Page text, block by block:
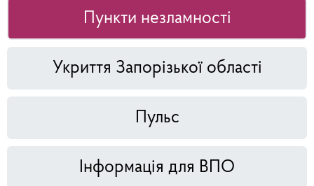
Пункти незламності
Укриття Запорізької області
Пульс
Інформація для ВПО